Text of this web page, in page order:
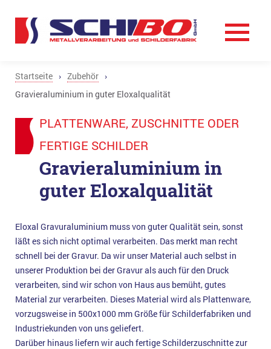
Startseite › Zubehör ›
Gravieraluminium in guter Eloxalqualität
Gravieraluminium in
guter Eloxalqualität
PLATTENWARE, ZUSCHNITTE ODER
FERTIGE SCHILDER
Eloxal Gravuraluminium muss von guter Qualität sein, sonst
läßt es sich nicht optimal verarbeiten. Das merkt man recht
schnell bei der Gravur. Da wir unser Material auch selbst in
unserer Produktion bei der Gravur als auch für den Druck
verarbeiten, sind wir schon von Haus aus bemüht, gutes
Material zur verarbeiten. Dieses Material wird als Plattenware,
vorzugsweise in 500x1000 mm Größe für Schilderfabriken und
Industriekunden von uns geliefert.
Darüber hinaus liefern wir auch fertige Schilderzuschnitte zur